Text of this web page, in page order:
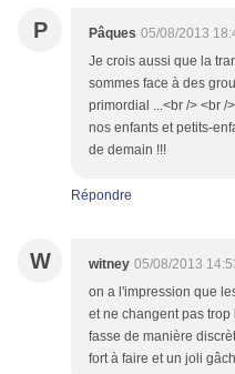
P Pâques 05/08/2013
Je crois aussi que la
sommes face à des
primordial ...<br /> <br /
nos enfants et petits-
de demain !!!
Répondre
W witney 05/08/2013
on a l'impression que
et ne changent pas
fasse de manière
fort à faire et un joli